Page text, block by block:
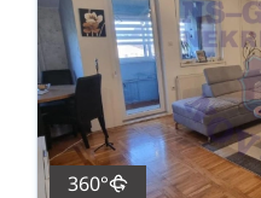
360°